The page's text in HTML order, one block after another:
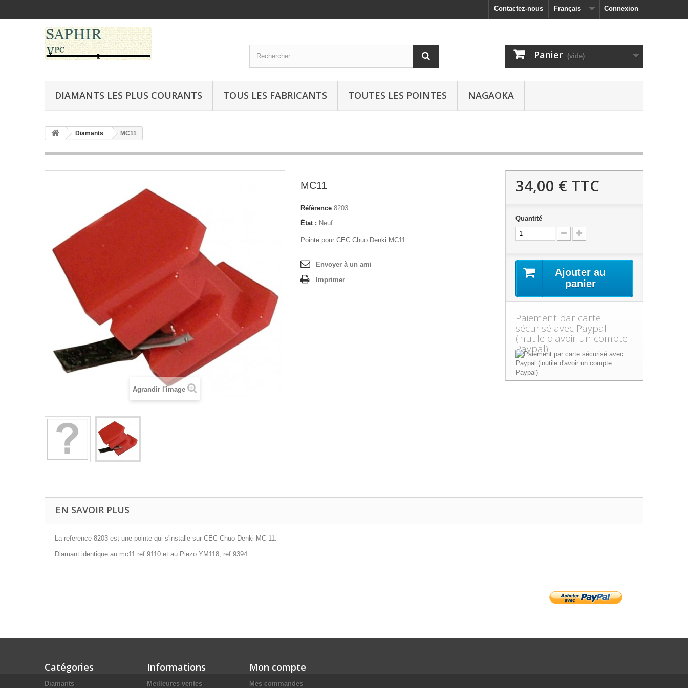
Connexion
Français
Contactez-nous
Panier (vide)
DIAMANTS LES PLUS COURANTS TOUS LES FABRICANTS TOUTES LES POINTES NAGAOKA
Diamants MC11
Agrandir l'image
MC11
Référence 8203
État : Neuf
Pointe pour CEC Chuo Denki MC11
Envoyer à un ami
Imprimer
34,00 € TTC
Quantité
Ajouter au
panier
Paiement par carte
sécurisé avec Paypal
(inutile d'avoir un compte
Paypal)
EN SAVOIR PLUS
La reference 8203 est une pointe qui s'installe sur CEC Chuo Denki MC 11.
Diamant identique au mc11 ref 9110 et au Piezo YM118, ref 9394.
Catégories
Diamants
Informations
Meilleures ventes
Mon compte
Mes commandes